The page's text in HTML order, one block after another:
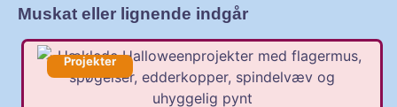
Muskat eller lignende indgår
Projekter